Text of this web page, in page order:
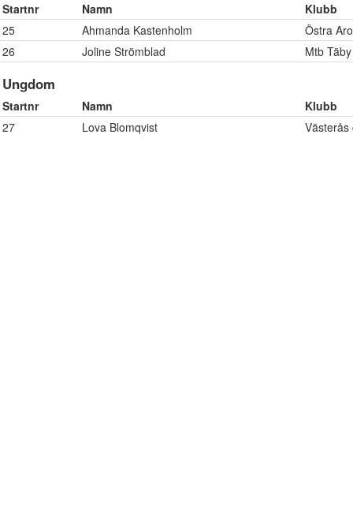
Startnr Namn
Klubb
25
Ahmanda Kastenholm
Östra
26
Joline Strömblad Mtb Täby
Ungdom
Startnr Namn
Klubb
27
Lova Blomqvist Västerås